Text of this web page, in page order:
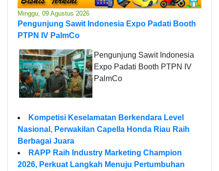
Minggu, 09 Agustus 2026
Pengunjung Sawit Indonesia Expo Padati Booth
PTPN IV PalmCo
Pengunjung Sawit Indonesia
Expo Padati Booth PTPN IV
PalmCo
Kompetisi Keselamatan Berkendara Level
Nasional, Perwakilan Capella Honda Riau Raih
Berbagai Juara
RAPP Raih Industry Marketing Champion
2026, Perkuat Langkah Menuju Pertumbuhan